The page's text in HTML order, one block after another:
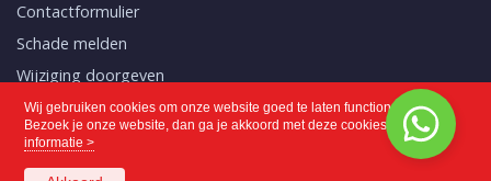
Wij gebruiken cookies om onze website goed te laten functioneren.
Bezoek je onze website, dan ga je akkoord met deze cookies.
Meer
informatie >
Contactformulier
Schade melden
Wijziging doorgeven
Mijn polissen